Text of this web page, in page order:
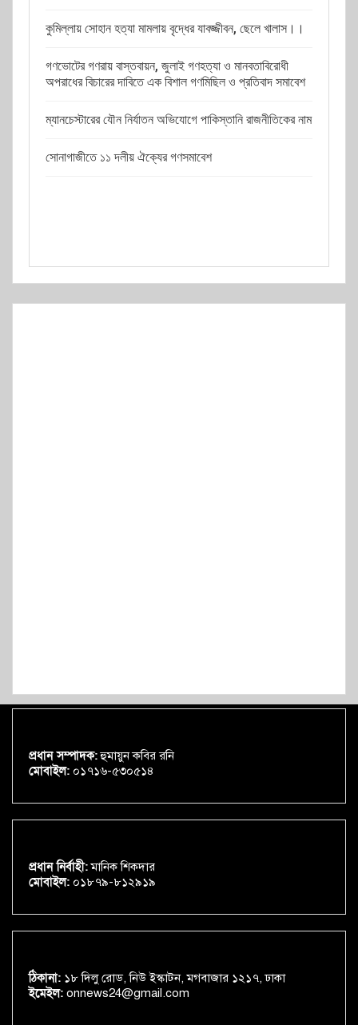
কুমিল্লায় সোহান হত্যা মামলায় বৃদ্ধের যাবজ্জীবন, ছেলে খালাস।।
গণভোটের গণরায় বাস্তবায়ন, জুলাই গণহত্যা ও মানবতাবিরোধী
অপরাধের বিচারের দাবিতে এক বিশাল গণমিছিল ও প্রতিবাদ সমাবেশ
ম্যানচেস্টারের যৌন নির্যাতন অভিযোগে পাকিস্তানি রাজনীতিকের নাম
সোনাগাজীতে ১১ দলীয় ঐক্যের গণসমাবেশ
প্রধান সম্পাদক:হুমায়ুন কবির রনি
মোবাইল: ০১৭১৬-৫৩০৫১৪
প্রধান নির্বাহী:মানিক শিকদার
মোবাইল: ০১৮৭৯-৮১২৯১৯
ঠিকানা: ১৮ দিলু রোড, নিউ ইস্কাটন, মগবাজার ১২১৭, ঢাকা
ইমেইল: onnews24@gmail.com